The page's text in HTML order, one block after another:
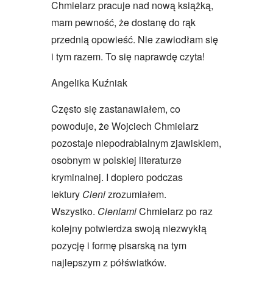
Chmielarz pracuje nad nową książką,
mam pewność, że dostanę do rąk
przednią opowieść. Nie zawiodłam się
i tym razem. To się naprawdę czyta!
Angelika Kuźniak
Często się zastanawiałem, co
powoduje, że Wojciech Chmielarz
pozostaje niepodrabialnym zjawiskiem,
osobnym w polskiej literaturze
kryminalnej. I dopiero podczas
lektury Cienizrozumiałem.
Wszystko. CieniamiChmielarz po raz
kolejny potwierdza swoją niezwykłą
pozycję i formę pisarską na tym
najlepszym z półświatków.